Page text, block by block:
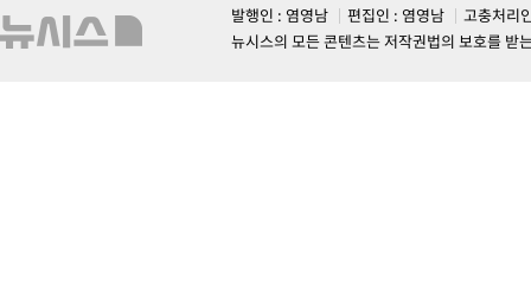
발행인 : 염영남 편집인 : 염영남
고충처리
뉴시스의 모든 콘텐츠는 저작권법의 보호를